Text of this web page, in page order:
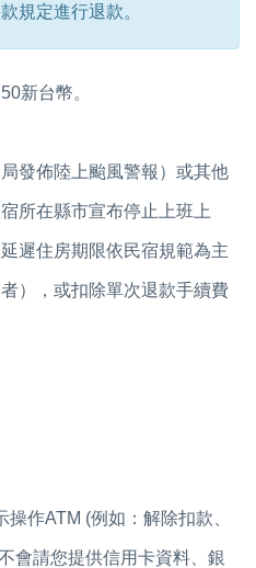
規定進行退款。
新台幣。
發佈陸上颱風警報）或其他
所在縣市宣布停止上班上
遲住房期限依民宿規範為主
），或扣除單次退款手續費
作ATM (例如：解除扣款、
會請您提供信用卡資料、銀